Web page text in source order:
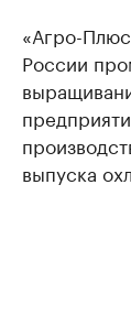
«Агро-
России
выпуска